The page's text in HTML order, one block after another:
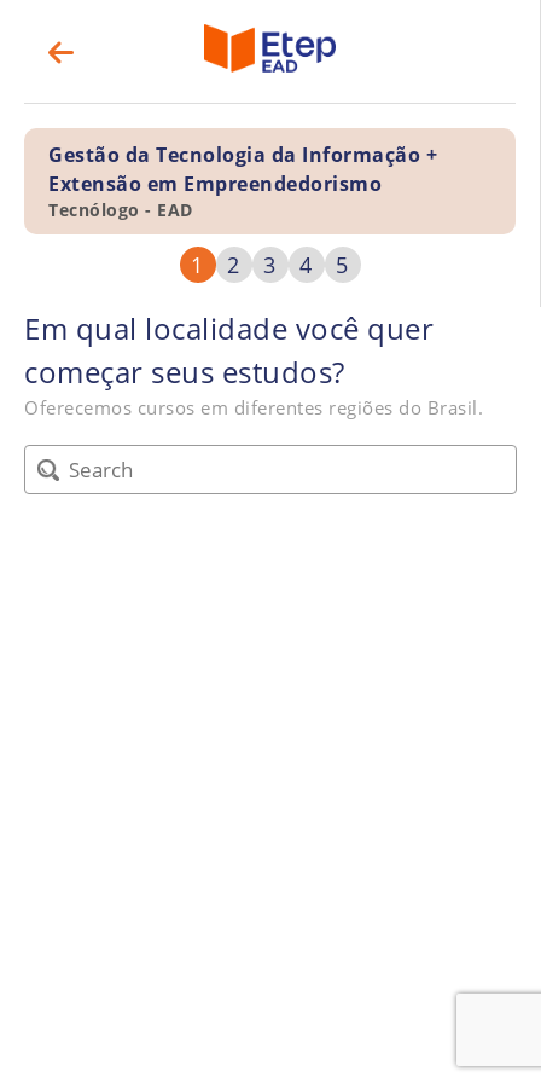
Gestão da Tecnologia da Informação +
Extensão em Empreendedorismo
Tecnólogo - EAD
1 2 3 4 5
Em qual localidade você quer
começar seus estudos?
Oferecemos cursos em diferentes regiões do Brasil.